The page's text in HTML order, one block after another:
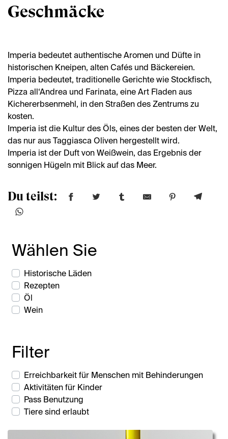
Geschmäcke
Imperia bedeutet authentische Aromen und Düfte in
historischen Kneipen, alten Cafés und Bäckereien.
Imperia bedeutet, traditionelle Gerichte wie Stockfisch,
Pizza all‘Andrea und Farinata, eine Art Fladen aus
Kichererbsenmehl, in den Straßen des Zentrums zu
kosten.
Imperia ist die Kultur des Öls, eines der besten der Welt,
das nur aus Taggiasca Oliven hergestellt wird.
Imperia ist der Duft von Weißwein, das Ergebnis der
sonnigen Hügeln mit Blick auf das Meer.
Du teilst:
Wählen Sie
Historische Läden
Rezepten
Öl
Wein
Filter
Erreichbarkeit für Menschen mit Behinderungen
Aktivitäten für Kinder
Pass Benutzung
Tiere sind erlaubt